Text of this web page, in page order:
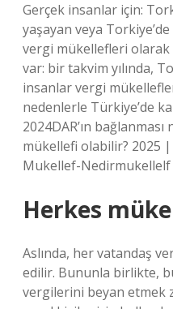
Gerçek insanlar için:
yaşayan veya
vergi mükellefleri olarak
var: bir takvim yılında,
insanlar vergi
nedenlerle Türkiye’de
2024DAR’ın
mükellefi olabilir? 2025
Mukellef-Nedirmukellelf
Herkes
Aslında, her vatandaş
edilir. Bununla birlikte,
vergilerini beyan etmek